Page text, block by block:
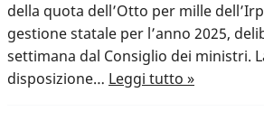
della quota dell’Otto per mille
gestione statale per l’anno 2025,
settimana dal Consiglio dei ministri.
disposizione… Leggi tutto »